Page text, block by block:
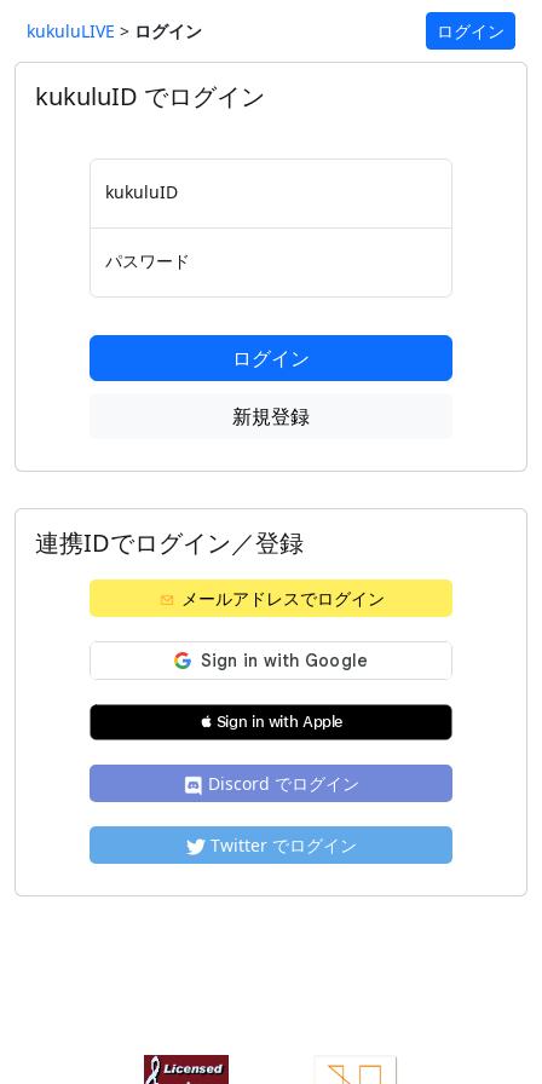
kukuluLIVE > ログイン ログイン
kukuluID でログイン
kukuluID
パスワード
ログイン
新規登録
連携IDでログイン／登録
メールアドレスでログイン
 Sign in with Apple
Discord でログイン
Twitter でログイン